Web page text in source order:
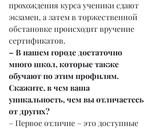
прохождения курса ученики сдают
экзамен, а затем в торжественной
обстановке происходит вручение
сертификатов.
– В нашем городе достаточно
много школ, которые также
обучают по этим профилям.
Скажите, в чем ваша
уникальность, чем вы отличаетесь
от других?
– Первое отличие – это доступные